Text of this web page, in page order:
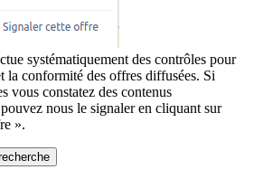
systématiquement des contrôles pour
la conformité des offres diffusées. Si
vous constatez des contenus
nous le signaler en cliquant sur
».